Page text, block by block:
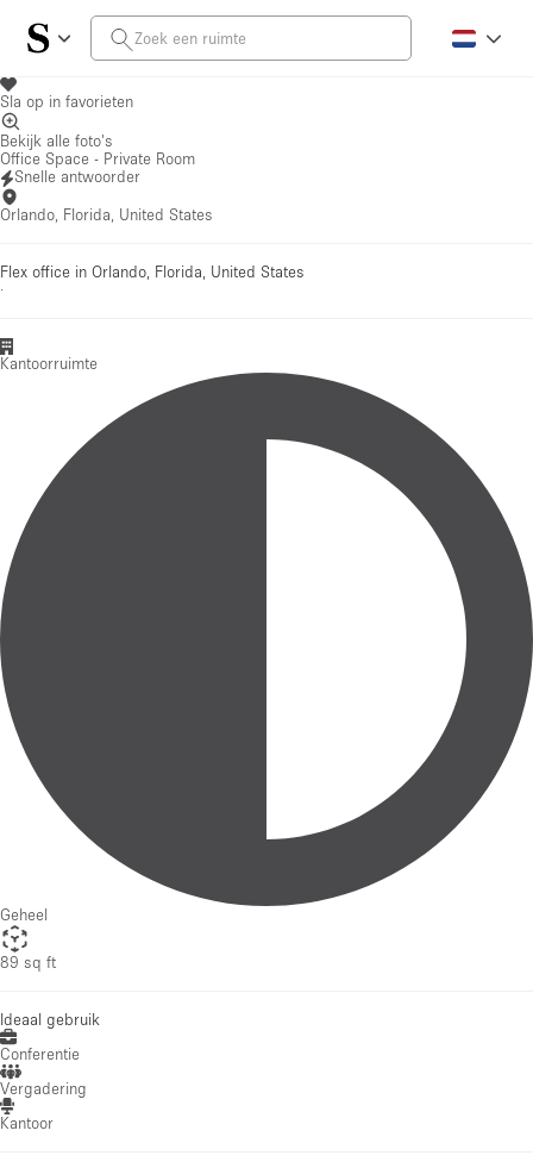
Sla op in favorieten
Bekijk alle foto's
Office Space - Private Room
Snelle antwoorder
Orlando, Florida, United States
Flex office in Orlando, Florida, United States
·
Kantoorruimte
Geheel
89 sq ft
Ideaal gebruik
Conferentie
Vergadering
Kantoor